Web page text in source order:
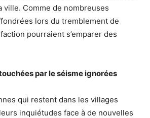
ville. Comme de nombreuses
lors du tremblement de
pourraient s’emparer des
par le séisme ignorées
qui restent dans les villages
inquiétudes face à de nouvelles